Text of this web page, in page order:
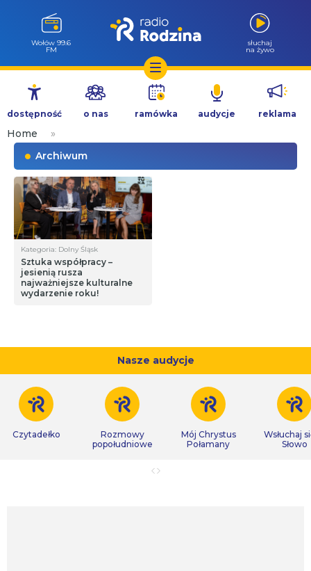
Przejdź
treści
Wołów 99.6
FM
słuchaj
na żywo
dostępność o nas ramówka audycje reklama
Home
»
Archiwum
Kategoria: Dolny Śląsk
Sztuka współpracy –
jesienią rusza
najważniejsze kulturalne
wydarzenie roku!
Nasze audycje
Czytadełko
Rozmowy
popołudniowe
Mój Chrystus
Połamany
Wsłuchaj
Słowo